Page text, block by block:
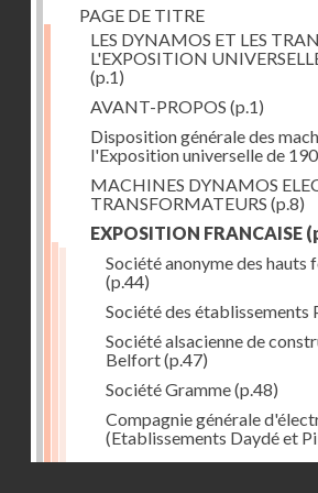
PAGE DE TITRE
LES DYNAMOS ET LES
L'EXPOSITION
(p.1)
AVANT-PROPOS (p.1)
Disposition générale des
l'Exposition universelle de
MACHINES DYNAMOS
TRANSFORMATEURS (p.8)
EXPOSITION FRANCAISE
Société anonyme des hauts
(p.44)
Société des établissements
Société alsacienne de
Belfort(p.47)
Société Gramme(p.48)
Compagnie générale
(Etablissements Daydé et
Compagnie générale de